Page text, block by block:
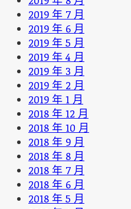
2019 年 7 月
2019 年 6 月
2019 年 5 月
2019 年 4 月
2019 年 3 月
2019 年 2 月
2019 年 1 月
2018 年 12 月
2018 年 10 月
2018 年 9 月
2018 年 8 月
2018 年 7 月
2018 年 6 月
2018 年 5 月